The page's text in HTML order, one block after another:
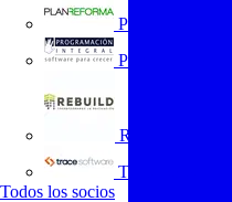
Plan Reforma
Programación
REBUILD
Trace Software
Todos los socios